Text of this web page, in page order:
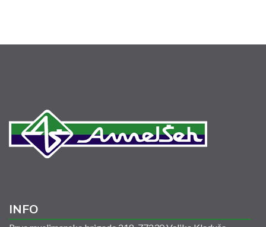
INFO